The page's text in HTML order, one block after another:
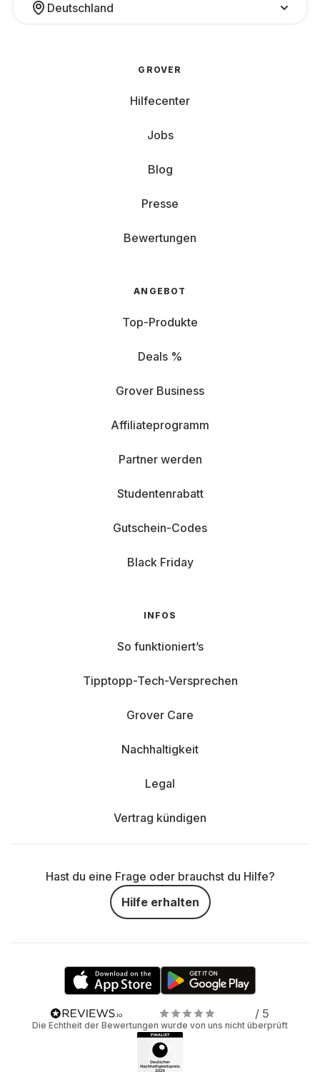
Deutschland
GROVER
Hilfecenter
Jobs
Blog
Presse
Bewertungen
ANGEBOT
Top-Produkte
Deals %
Grover Business
Affiliateprogramm
Partner werden
Studentenrabatt
Gutschein-Codes
Black Friday
INFOS
So funktioniert’s
Tipptopp-Tech-Versprechen
Grover Care
Nachhaltigkeit
Legal
Vertrag kündigen
Hast du eine Frage oder brauchst du Hilfe?
Hilfe erhalten
/ 5
Die Echtheit der Bewertungen wurde von uns nicht überprüft